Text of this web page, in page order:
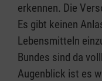
erkennen. Die
Es gibt keinen
Lebensmitteln
Bundes sind da
Augenblick ist es